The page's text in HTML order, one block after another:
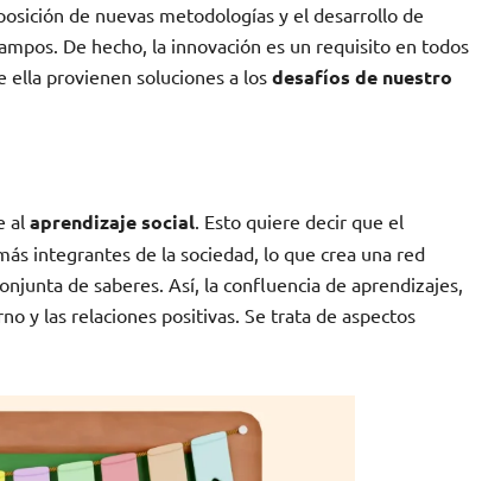
de nuevas metodologías y el desarrollo de
De hecho, la innovación es un requisito en todos
ella provienen soluciones a losdesafíos de nuestro
alaprendizaje social. Esto quiere decir que el
integrantes de la sociedad, lo que crea una red
de saberes. Así, la confluencia de aprendizajes,
y las relaciones positivas. Se trata de aspectos